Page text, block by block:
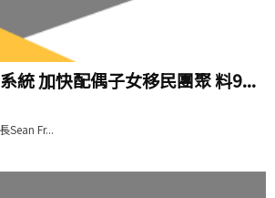
統 加快配偶子女移民團聚 料9...
Sean Fr...